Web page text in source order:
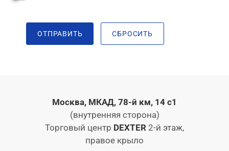
ОТПРАВИТЬ СБРОСИТЬ
Москва, МКАД, 78-й км, 14 с1
(внутренняя сторона)
Торговый центр DEXTER 2-й этаж,
правое крыло